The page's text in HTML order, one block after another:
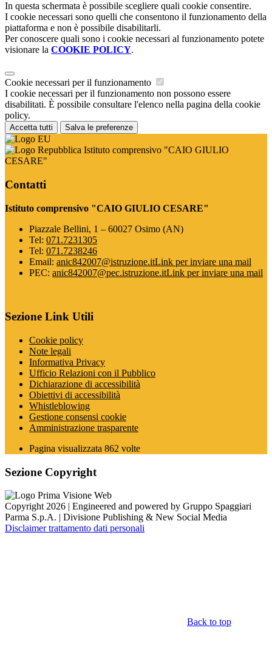
In questa schermata è possibile scegliere quali cookie consentire.
I cookie necessari sono quelli che consentono il funzionamento della
piattaforma e non è possibile disabilitarli.
Per conoscere quali sono i cookie necessari al funzionamento potete
visionare la COOKIE POLICY.
Cookie necessari per il funzionamento
I cookie necessari per il funzionamento non possono essere
disabilitati. È possibile consultare l'elenco nella pagina della cookie
policy.
Accetta tutti Salva le preferenze
Istituto comprensivo "CAIO GIULIO
CESARE"
Contatti
Istituto comprensivo "CAIO GIULIO CESARE"
Piazzale Bellini, 1 – 60027 Osimo (AN)
Tel: 071.7231305
Tel: 071.7238246
Email: anic842007@istruzione.itLink per inviare una mail
PEC: anic842007@pec.istruzione.itLink per inviare una mail
Sezione Link Utili
Cookie policy
Note legali
Informativa Privacy
Ufficio Relazioni con il Pubblico
Dichiarazione di accessibilità
Obiettivi di accessibilità
Whistleblowing
Gestione consensi cookie
Amministrazione trasparente
Pagina visualizzata 862 volte
Sezione Copyright
Copyright 2026 | Engineered and powered by Gruppo Spaggiari
Parma S.p.A. | Divisione Publishing & New Social Media
Disclaimer trattamento dati personali
Back to top